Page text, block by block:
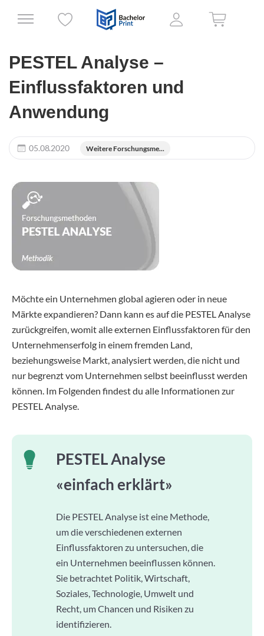
PESTEL Analyse –
Einflussfaktoren und
Anwendung
05.08.2020 Weitere Forschungsme...
Möchte ein Unternehmen global agieren oder in neue
Märkte expandieren? Dann kann es auf die PESTEL Analyse
zurückgreifen, womit alle externen Einflussfaktoren für den
Unternehmenserfolg in einem fremden Land,
beziehungsweise Markt, analysiert werden, die nicht und
nur begrenzt vom Unternehmen selbst beeinflusst werden
können. Im Folgenden findest du alle Informationen zur
PESTEL Analyse.
PESTEL Analyse
«einfach erklärt»
Die PESTEL Analyse ist eine Methode,
um die verschiedenen externen
Einflussfaktoren zu untersuchen, die
ein Unternehmen beeinflussen können.
Sie betrachtet Politik, Wirtschaft,
Soziales, Technologie, Umwelt und
Recht, um Chancen und Risiken zu
identifizieren.